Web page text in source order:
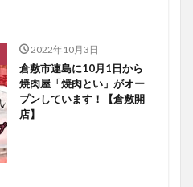
2022年10月3日
倉敷市連島に10月1日から
焼肉屋「焼肉とい」がオー
プンしています！【倉敷開
店】